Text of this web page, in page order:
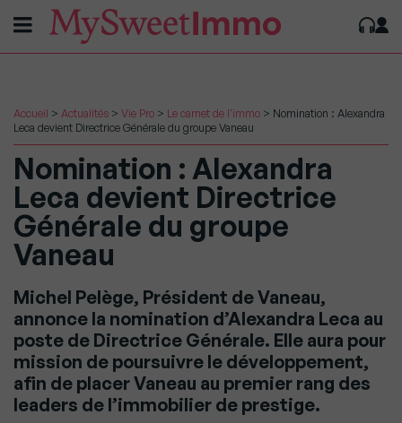
Accueil > Actualités > Vie Pro > Le carnet de l'immo > Nomination : Alexandra
Leca devient Directrice Générale du groupe Vaneau
Nomination : Alexandra
Leca devient Directrice
Générale du groupe
Vaneau
Michel Pelège, Président de Vaneau,
annonce la nomination d’Alexandra Leca au
poste de Directrice Générale. Elle aura pour
mission de poursuivre le développement,
afin de placer Vaneau au premier rang des
leaders de l’immobilier de prestige.